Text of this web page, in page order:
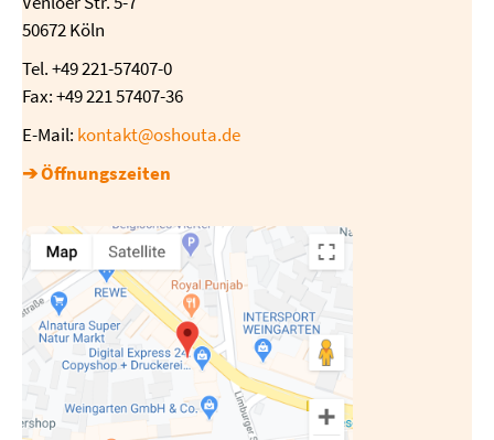
50672 Köln
Tel. +49 221-57407-0
Fax: +49 221 57407-36
E-Mail: kontakt@oshouta.de
➔ Öffnungszeiten